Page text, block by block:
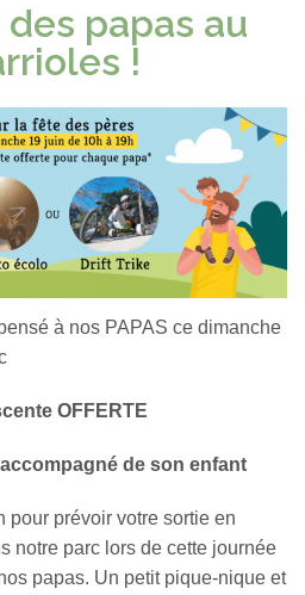
des papas au
!
à nos PAPAS ce dimanche
OFFERTE
de son enfant
pour prévoir votre sortie en
notre parc lors de cette journée
papas. Un petit pique-nique et